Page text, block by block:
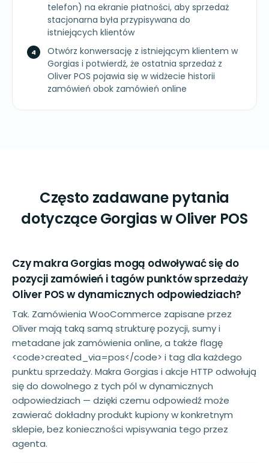
telefon) na ekranie płatności, aby sprzedaż
stacjonarna była przypisywana do
istniejących klientów
Otwórz konwersację z istniejącym klientem w
Gorgias i potwierdź, że ostatnia sprzedaż z
Oliver POS pojawia się w widżecie historii
zamówień obok zamówień online
Często zadawane pytania
dotyczące Gorgias w Oliver POS
Czy makra Gorgias mogą odwoływać się do
pozycji zamówień i tagów punktów sprzedaży
Oliver POS w dynamicznych odpowiedziach?
Tak. Zamówienia WooCommerce zapisane przez
Oliver mają taką samą strukturę pozycji, sumy i
metadane jak zamówienia online, a także flagę
<code>created_via=pos</code> i tag dla każdego
punktu sprzedaży. Makra Gorgias i akcje HTTP odwołują
się do dowolnego z tych pól w dynamicznych
odpowiedziach — dzięki czemu odpowiedź może
zawierać dokładny produkt kupiony w konkretnym
sklepie, bez konieczności wpisywania tego przez
agenta.